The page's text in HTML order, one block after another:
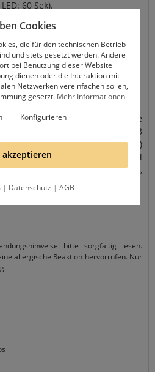
60 Sek).
Stabilität auftragen, erneut
Top Coatversiegeln.
Urethaneacrylate
Methacrylate, PEG-3
Bis(methacryloyloxyethyl)
Ethyl Trimethylbenzoyl
+/- CI 77891, CI 77491,
CI 77492.
bitte sorgfältig lesen.
allergische Reaktion hervorrufen. Nur
Cookies
die für den technischen Betrieb
und stets gesetzt werden. Andere
bei Benutzung dieser Website
dienen oder die Interaktion mit
Netzwerken vereinfachen sollen,
gesetzt. Mehr Informationen
Konfigurieren
akzeptieren
| Datenschutz | AGB